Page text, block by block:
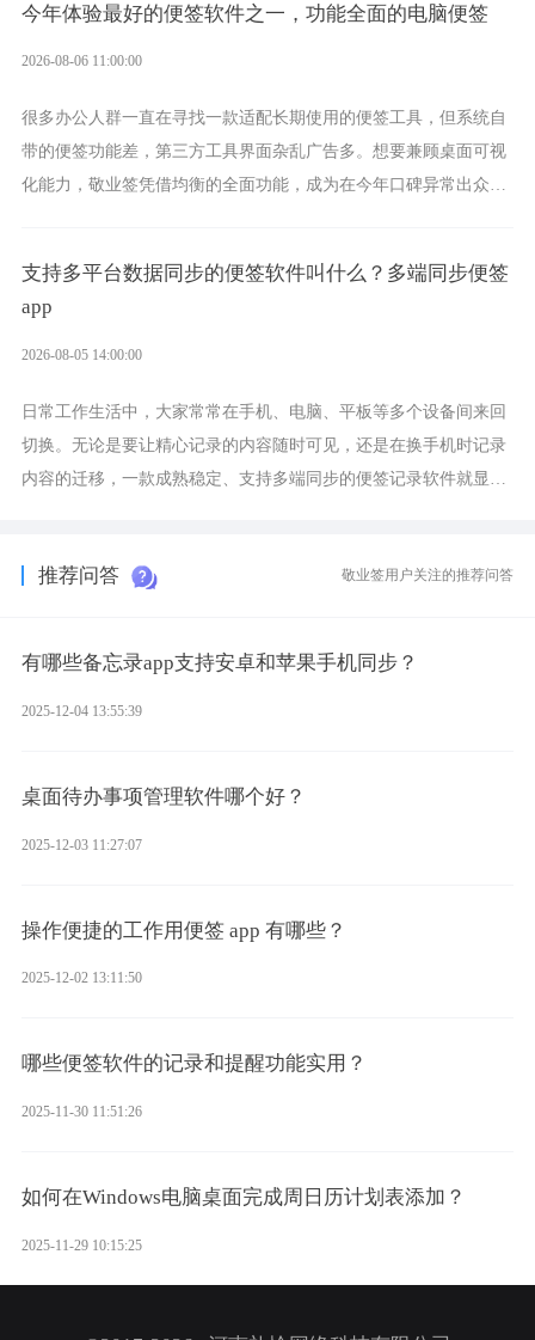
今年体验最好的便签软件之一，功能全面的电脑便签
2026-08-06 11:00:00
很多办公人群一直在寻找一款适配长期使用的便签工具，但系统自
带的便签功能差，第三方工具界面杂乱广告多。想要兼顾桌面可视
化能力，敬业签凭借均衡的全面功能，成为在今年口碑异常出众的
支持多平台数据同步的便签软件叫什么？多端同步便签
app
2026-08-05 14:00:00
日常工作生活中，大家常常在手机、电脑、平板等多个设备间来回
切换。无论是要让精心记录的内容随时可见，还是在换手机时记录
内容的迁移，一款成熟稳定、支持多端同步的便签记录软件就显得
推荐问答 敬业签用户关注的推荐问答
有哪些备忘录app支持安卓和苹果手机同步？
2025-12-04 13:55:39
桌面待办事项管理软件哪个好？
2025-12-03 11:27:07
操作便捷的工作用便签 app 有哪些？
2025-12-02 13:11:50
哪些便签软件的记录和提醒功能实用？
2025-11-30 11:51:26
如何在Windows电脑桌面完成周日历计划表添加？
2025-11-29 10:15:25